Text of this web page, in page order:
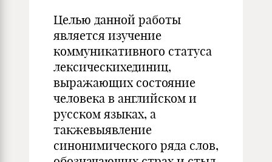
Целью данной работы
является изучение
коммуникативного статуса
лексическихединиц,
выражающих состояние
человека в английском и
русском языках, а
такжевыявление
синонимического ряда слов,